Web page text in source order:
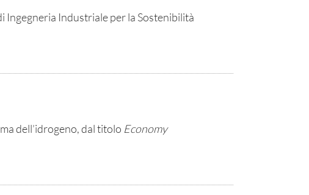
Ingegneria Industriale per la Sostenibilità
dell’idrogeno, dal titolo Economy